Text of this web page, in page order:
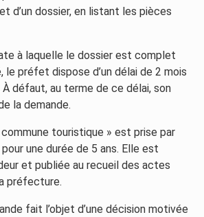
d’un dossier, en listant les pièces
à laquelle le dossier est complet
préfet dispose d’un délai de 2 mois
À défaut, au terme de ce délai, son
la demande.
commune touristique » est prise par
une durée de 5 ans. Elle est
et publiée au recueil des actes
préfecture.
fait l’objet d’une décision motivée